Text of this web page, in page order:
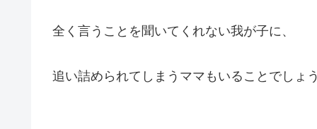
全く言うことを聞いてくれない我が子に、
追い詰められてしまうママもいることでしょ